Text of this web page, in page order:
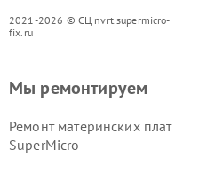
2021-2026 © СЦ nvrt.supermicro-
fix.ru
Мы ремонтируем
Ремонт материнских плат
SuperMicro